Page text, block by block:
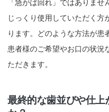
「急がば回れ」ではありま
じっくり使用していただく方
ります。どのような方法が患
患者様のご希望やお口の状況
ただきます。
最終的な歯並びや仕